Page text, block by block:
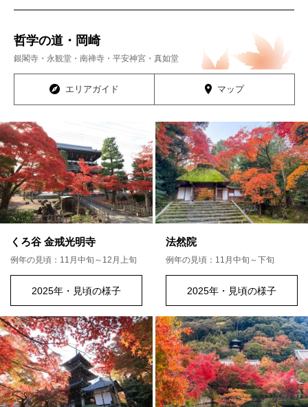
哲学の道・岡崎
銀閣寺・永観堂・南禅寺・平安神宮・真如堂
エリアガイド マップ
くろ谷 金戒光明寺
例年の見頃：11月中旬～12月上旬
2025年・見頃の様子
法然院
例年の見頃：11月中旬～下旬
2025年・見頃の様子